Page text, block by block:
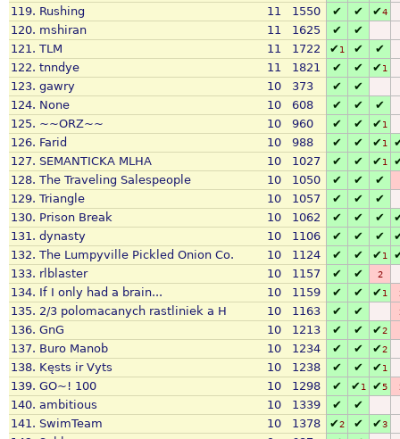
119. Rushing 11 1550 ✔ ✔ ✔4
120. mshiran 11 1625 ✔
✔
121. TLM 11 1722 ✔1 ✔
✔
122. tnndye 11 1821 ✔ ✔ ✔1
123. gawry 10 373 ✔
✔
124. None 10 608 ✔ ✔
✔
125. ~~ORZ~~ 10 960 ✔ ✔ ✔1
126. Farid 10 988 ✔ ✔ ✔1
127. SEMANTICKA MLHA 10 1027 ✔ ✔ ✔1
128. The Traveling Salespeople 10 1050 ✔ ✔ ✔
129. Triangle 10 1057 ✔ ✔
✔
130. Prison Break 10 1062 ✔ ✔ ✔
131. dynasty 10 1106 ✔ ✔ ✔
132. The Lumpyville Pickled Onion Co. 10 1124 ✔ ✔ ✔1
133. rlblaster 10 1157 ✔ ✔ 2
134. If I only had a brain... 10 1159 ✔ ✔ ✔1
135. 2/3 polomacanych rastliniek a H 10 1163 ✔ ✔
136. GnG 10 1213 ✔ ✔ ✔2
137. Buro Manob 10 1234 ✔ ✔ ✔2
138. Kęsts ir Vyts 10 1238 ✔ ✔ ✔1
139. GO~! 100 10 1298 ✔ ✔1 ✔5
140. ambitious 10 1339 ✔
✔
141. SwimTeam 10 1378 ✔2 ✔ ✔3